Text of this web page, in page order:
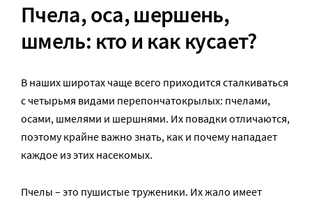
Пчела, оса, шершень,
шмель: кто и как кусает?
В наших широтах чаще всего приходится сталкиваться
с четырьмя видами перепончатокрылых: пчелами,
осами, шмелями и шершнями. Их повадки отличаются,
поэтому крайне важно знать, как и почему нападает
каждое из этих насекомых.
Пчелы – это пушистые труженики. Их жало имеет